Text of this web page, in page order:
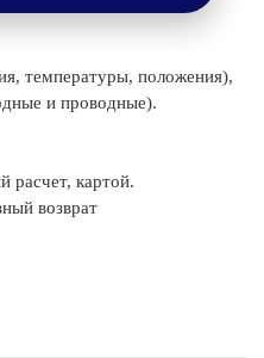
температуры, положения),
и проводные).
расчет, картой.
возврат